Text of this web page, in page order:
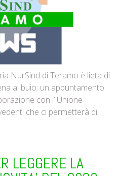
NurSind di Teramo è lieta di
al buio; un appuntamento
con l’ Unione
che ci permetterà di
LEGGERE LA